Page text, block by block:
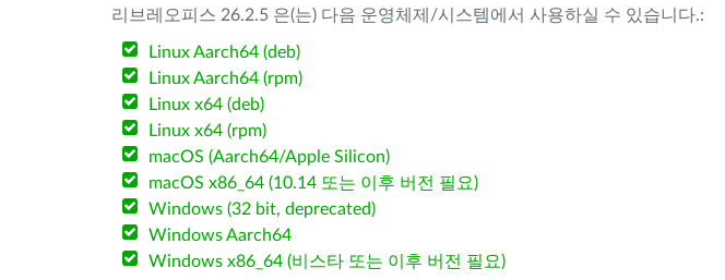
리브레오피스 26.2.5 은(는) 다음 운영체제/시스템에서 사용하실 수 있습니다.:
Linux Aarch64 (deb)
Linux Aarch64 (rpm)
Linux x64 (deb)
Linux x64 (rpm)
macOS (Aarch64/Apple Silicon)
macOS x86_64 (10.14 또는 이후 버전 필요)
Windows (32 bit, deprecated)
Windows Aarch64
Windows x86_64 (비스타 또는 이후 버전 필요)